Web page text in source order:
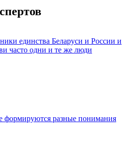
единства Беларуси и России и
часто одни и те же люди
формируются разные понимания